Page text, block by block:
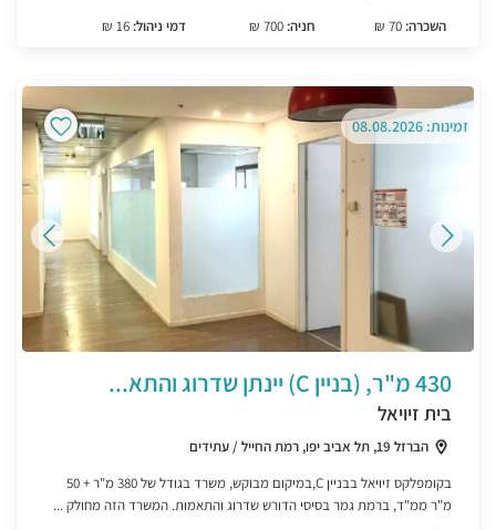
השכרה:
חניה: דמי ניהול: 16 ₪
זמינות: 08.08.2026
430 מ"ר, (בניין C) יינתן שדרוג והתא...
בית זיויאל
הברזל 19, תל אביב יפו, רמת החייל / עתידים
בקומפלקס זיויאל בבניין C,במיקום מבוקש, משרד בגודל של 380 מ"ר + 50
מ"ר ממ"ד, ברמת גמר בסיסי הדורש שדרוג והתאמות. המשרד הזה מחולק ...